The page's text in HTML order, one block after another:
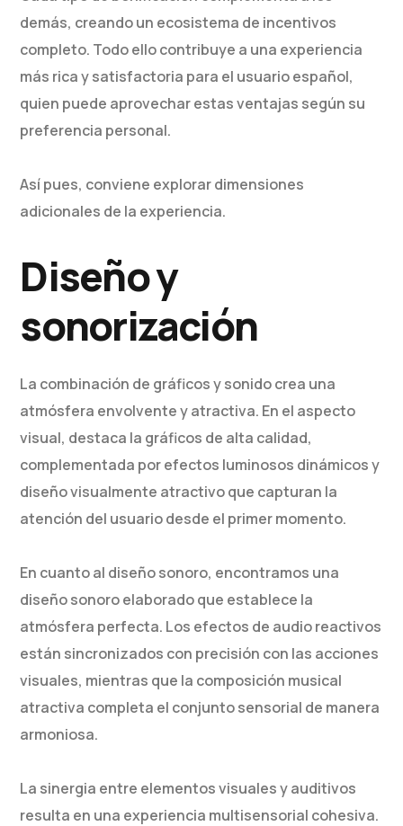
demás, creando un ecosistema de incentivos
completo. Todo ello contribuye a una experiencia
más rica y satisfactoria para el usuario español,
quien puede aprovechar estas ventajas según su
preferencia personal.
Así pues, conviene explorar dimensiones
adicionales de la experiencia.
Diseño y
sonorización
La combinación de gráficos y sonido crea una
atmósfera envolvente y atractiva. En el aspecto
visual, destaca la gráficos de alta calidad,
complementada por efectos luminosos dinámicos y
diseño visualmente atractivo que capturan la
atención del usuario desde el primer momento.
En cuanto al diseño sonoro, encontramos una
diseño sonoro elaborado que establece la
atmósfera perfecta. Los efectos de audio reactivos
están sincronizados con precisión con las acciones
visuales, mientras que la composición musical
atractiva completa el conjunto sensorial de manera
armoniosa.
La sinergia entre elementos visuales y auditivos
resulta en una experiencia multisensorial cohesiva.